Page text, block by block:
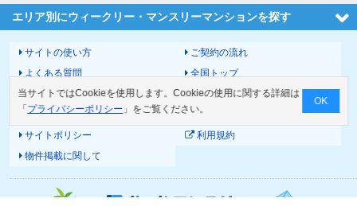
エリア別にウィークリー・マンスリーマンションを探す
サイトの使い方
ご契約の流れ
よくある質問
全国トップ
サイトマップ
運営会社
お問い合わせ
個人情報の取扱いについて
サイトポリシー
利用規約
物件掲載に関して
当サイトではCookieを使用します。Cookieの使用に関する詳細は
「 プライバシーポリシー 」をご覧ください。
OK